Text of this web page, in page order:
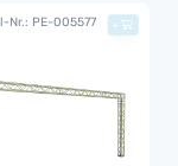
Nr.: PE-005577 +